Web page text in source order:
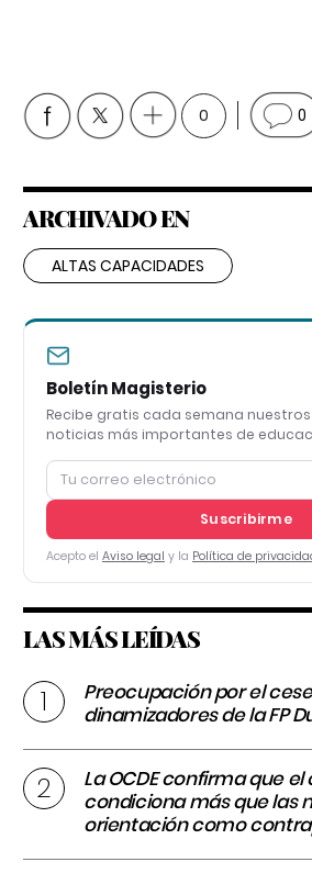
0 0
ARCHIVADO EN
ALTAS CAPACIDADES
Boletín Magisterio
Recibe gratis cada semana
noticias más importantes de
Suscribirme
Acepto el Aviso legal y la Política de
LAS MÁS LEÍDAS
Preocupación por el
dinamizadores de la FP
La OCDE confirma que
condiciona más que las
orientación como